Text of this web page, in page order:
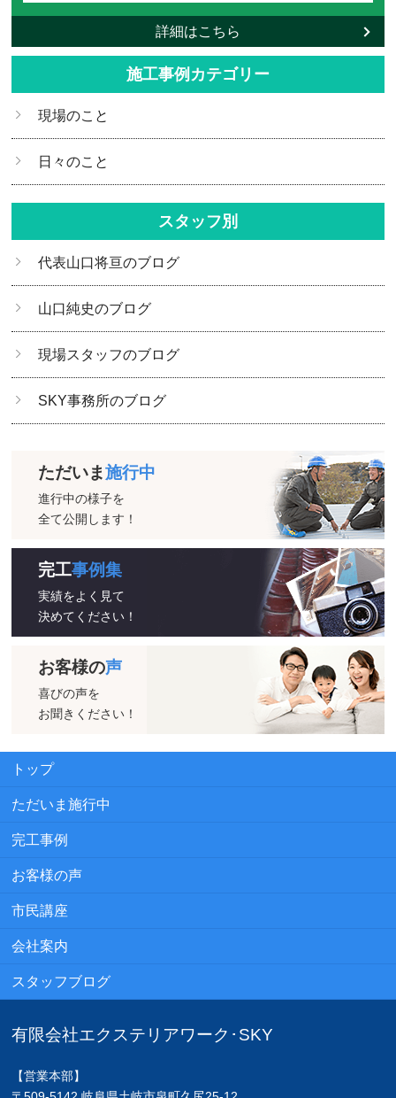
詳細はこちら
施工事例カテゴリー
現場のこと
日々のこと
スタッフ別
代表山口将亘のブログ
山口純史のブログ
現場スタッフのブログ
SKY事務所のブログ
ただいま施行中
進行中の様子を
全て公開します！
完工事例集
実績をよく見て
決めてください！
お客様の声
喜びの声を
お聞きください！
トップ
ただいま施行中
完工事例
お客様の声
市民講座
会社案内
スタッフブログ
有限会社エクステリアワーク･SKY
【営業本部】